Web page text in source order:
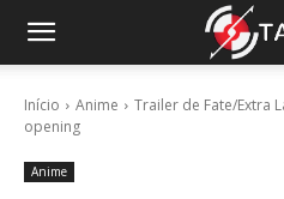
Início Anime
Trailer de Fate/Extra
opening
Anime